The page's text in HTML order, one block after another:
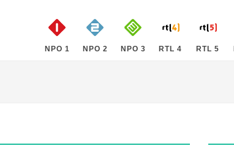
NPO 1 NPO 2 NPO 3 RTL 4 RTL 5